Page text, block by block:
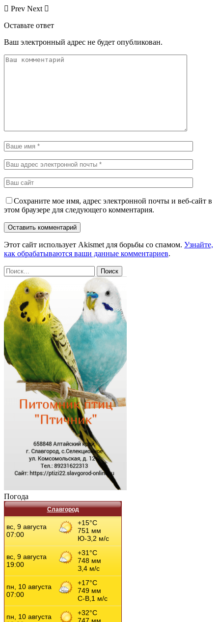
Prev Next
Оставьте ответ
Ваш электронный адрес не будет опубликован.
Сохраните мое имя, адрес электронной почты и веб-сайт в
этом браузере для следующего комментария.
Этот сайт использует Akismet для борьбы со спамом. Узнайте,
как обрабатываются ваши данные комментариев.
Погода
Славгород